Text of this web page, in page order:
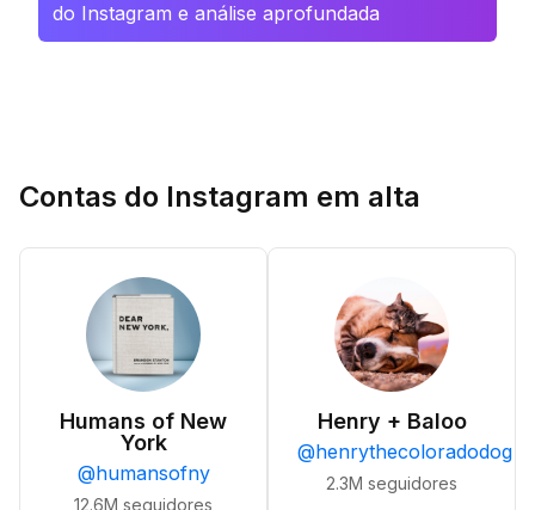
do Instagram e análise aprofundada
Contas do Instagram em alta
Humans of New
York
@humansofny
12.6M seguidores
Henry + Baloo
@henrythecoloradodog
2.3M seguidores